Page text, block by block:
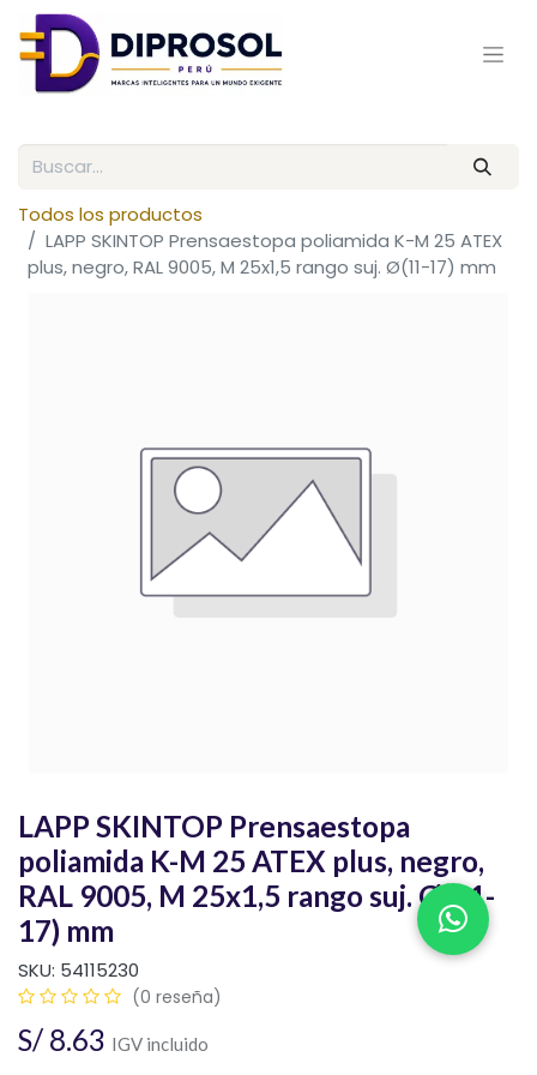
Todos los productos
LAPP SKINTOP Prensaestopa poliamida K-M 25 ATEX
plus, negro, RAL 9005, M 25x1,5 rango suj. Ø(11-17) mm
LAPP SKINTOP Prensaestopa
poliamida K-M 25 ATEX plus, negro,
RAL 9005, M 25x1,5 rango suj. Ø(11-
17) mm
SKU: 54115230
(0 reseña)
S/ 8.63 IGV incluido